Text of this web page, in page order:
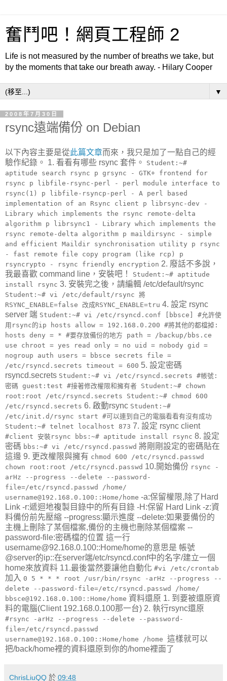
奮鬥吧！網頁工程師 2
Life is not measured by the number of breaths we take, but
by the moments that take our breath away. - Hilary Cooper
▼
2008年7月30日
rsync遠端備份 on Debian
以下內容主要是從此篇文章而來，我只是加了一點自己的經
驗作紀錄。 1. 看看有哪些 rsync 套件。
Student:~#
aptitude search rsync p grsync - GTK+ frontend for
rsync p libfile-rsync-perl - perl module interface to
rsync(1) p libfile-rsyncp-perl - A perl based
implementation of an Rsync client p librsync-dev -
Library which implements the rsync remote-delta
algorithm p librsync1 - Library which implements the
rsync remote-delta algorithm p maildirsync - simple
and efficient Maildir synchronisation utility p rsync
- fast remote file copy program (like rcp) p
rsyncrypto - rsync friendly encryption 2. 廢話不多說，
我最喜歡 command line，安裝吧！
Student:~# aptitude
install rsync 3. 安裝完之後，請編輯 /etc/default/rsync
Student:~# vi /etc/default/rsync 將
RSYNC_ENABLE=false 改成RSYNC_ENABLE=tru 4. 設定 rsync
server 端 Student:~# vi /etc/rsyncd.conf [bbsce] #允許使
用rsync的ip hosts allow = 192.168.0.200 #將其他的都檔掉:
hosts deny = * #要存放備份的地方 path = /backup/bbs.ce
use chroot = yes read only = no uid = nobody gid =
nogroup auth users = bbsce secrets file =
/etc/rsyncd.secrets timeout = 600 5. 設定密碼
rsyncd.secrets Student:~# vi /etc/rsyncd.secrets #帳號:
密碼 guest:test #接著修改權限和擁有者 Student:~# chown
root:root /etc/rsyncd.secrets Student:~# chmod 600
/etc/rsyncd.secrets 6. 啟動rsync Student:~#
/etc/init.d/rsync start #可以連到自己的電腦看看有沒有成功
Student:~# telnet localhost 873 7. 設定 rsync client
#client 安裝rsync bbs:~# aptitude install rsync 8. 設定
密碼 bbs:~# vi /etc/rsyncd.passwd 將剛剛設定的密碼貼在
這邊 9. 更改權限與擁有 chmod 600 /etc/rsyncd.passwd
chown root:root /etc/rsyncd.passwd 10.開始備份 rsync -
arHz --progress --delete --password-
file=/etc/rsyncd.passwd /home/
username@192.168.0.100::Home/home -a:保留權限,除了Hard
Link -r:遞迴地複製目錄中的所有目錄 -H:保留 Hard Link -z:資
料備份前先壓縮 --progress:顯示進度 --delete:如果要備份的
主機上刪除了某個檔案,備份的主機也刪除某個檔案 --
password-file:密碼檔的位置 這一行
username@92.168.0.100::Home/home的意思是 帳號
@server的ip::在server端/etc/rsyncd.conf中的名字/建立一個
home來放資料 11.最後當然要讓他自動化 #vi /etc/crontab
加入 0 5 * * * root /usr/bin/rsync -arHz --progress --
delete --password-file=/etc/rsyncd.passwd /home/
bbsce@192.168.0.100::Home/home 資料還原 1. 到要被還原資
料的電腦(Client 192.168.0.100那一台) 2. 執行rsync還原
#rsync -arHz --progress --delete --password-
file=/etc/rsyncd.passwd
username@192.168.0.100::Home/home /home 這樣就可以
把/back/home裡的資料還原到你的/home裡面了
ChrisLiuQQ 於 09:48